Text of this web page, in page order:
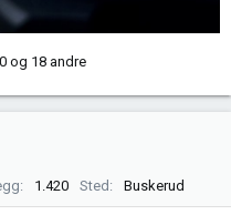
og 18 andre
1.420 Sted Buskerud